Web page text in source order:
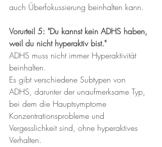
auch Überfokussierung beinhalten kann.
Vorurteil 5: "Du kannst kein ADHS haben,
weil du nicht hyperaktiv bist."
ADHS muss nicht immer Hyperaktivität
beinhalten.
Es gibt verschiedene Subtypen von
ADHS, darunter der unaufmerksame Typ,
bei dem die Hauptsymptome
Konzentrationsprobleme und
Vergesslichkeit sind, ohne hyperaktives
Verhalten.